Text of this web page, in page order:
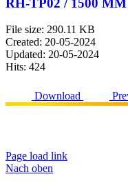
RH-TP02 / 1500
File size: 290.11 KB
Created: 20-05-2024
Updated: 20-05-2024
Hits: 424
Download
Page load link
Nach oben